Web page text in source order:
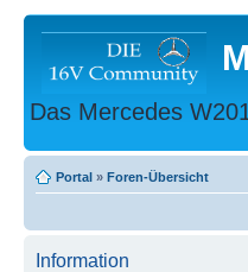
Das Mercedes
Portal » Foren-Übersicht
Information